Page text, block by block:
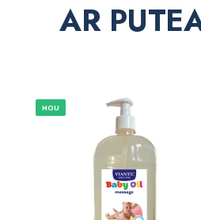
AR
NOU